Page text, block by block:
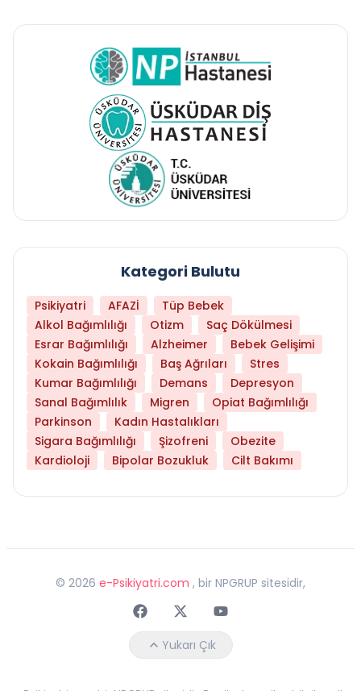
Kategori Bulutu
Psikiyatri AFAZİ
Tüp Bebek
Alkol Bağımlılığı
Otizm
Saç Dökülmesi
Esrar Bağımlılığı
Alzheimer
Bebek Gelişimi
Kokain Bağımlılığı
Baş Ağrıları
Stres
Kumar Bağımlılığı
Demans
Depresyon
Sanal Bağımlılık
Migren
Opiat Bağımlılığı
Parkinson
Kadın Hastalıkları
Sigara Bağımlılığı
Şizofreni
Obezite
Kardioloji
Bipolar Bozukluk Cilt Bakımı
© 2026 e-Psikiyatri.com , bir NPGRUP sitesidir,
FaceebokTwitterYoutube
Yukarı Çık